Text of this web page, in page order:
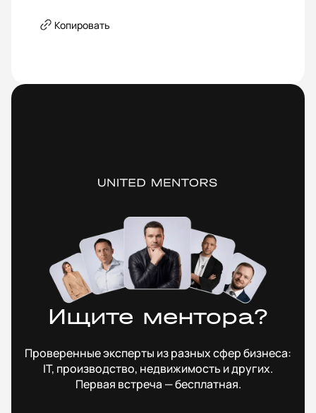
Копировать
Ищите ментора?
Проверенные эксперты из разных сфер бизнеса:
IT, производство, недвижимость и других.
Первая встреча — бесплатная.